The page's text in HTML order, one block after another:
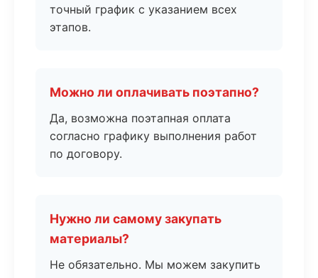
точный график с указанием всех
этапов.
Можно ли оплачивать поэтапно?
Да, возможна поэтапная оплата
согласно графику выполнения работ
по договору.
Нужно ли самому закупать
материалы?
Не обязательно. Мы можем закупить